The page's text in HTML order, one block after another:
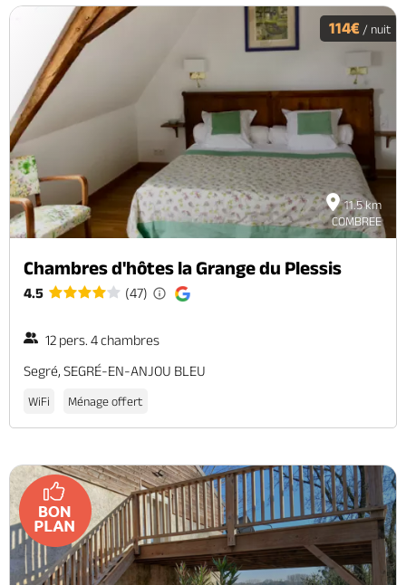
11.5 km
COMBREE
114€ / nuit
Chambres d'hôtes la Grange du Plessis
4.5 (47)
12 pers. 4 chambres
Segré, SEGRÉ-EN-ANJOU BLEU
WiFi Ménage offert